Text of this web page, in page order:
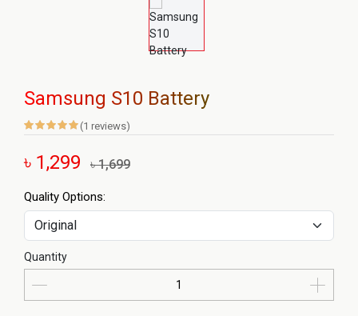
Samsung S10 Battery
(1 reviews)
৳ 1,299 ৳ 1,699
Quality Options:
Quantity